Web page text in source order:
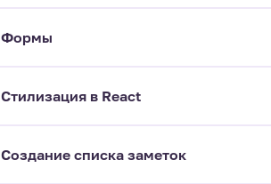
Формы
Стилизация в React
Создание списка заметок